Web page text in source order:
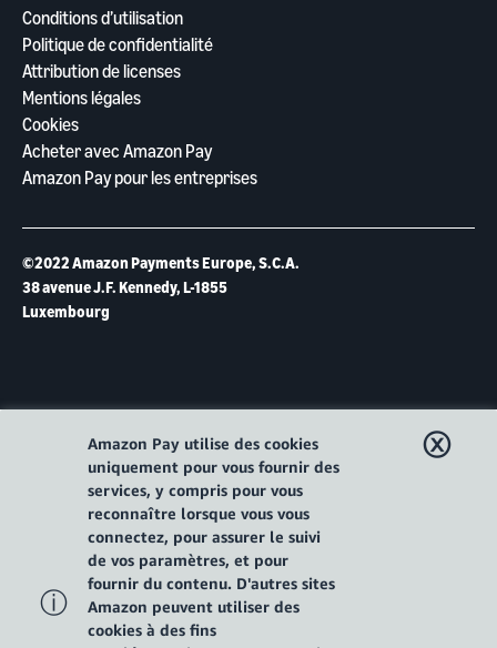
Conditions d’utilisation
Politique de confidentialité
Attribution de licenses
Mentions légales
Cookies
Acheter avec Amazon Pay
Amazon Pay pour les entreprises
©2022 Amazon Payments Europe, S.C.A.
38 avenue J.F. Kennedy, L-1855
Luxembourg
ⓘ
Amazon Pay utilise des cookies
uniquement pour vous fournir des
services, y compris pour vous
reconnaître lorsque vous vous
connectez, pour assurer le suivi
de vos paramètres, et pour
fournir du contenu. D'autres sites
Amazon peuvent utiliser des
cookies à des fins
ⓧ